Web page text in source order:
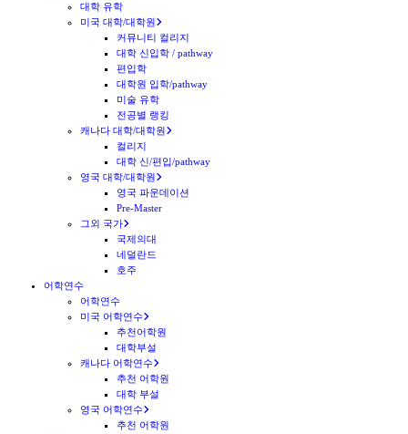
대학 유학
미국 대학/대학원
커뮤니티 컬리지
대학 신입학 / pathway
편입학
대학원 입학/pathway
미술 유학
전공별 랭킹
캐나다 대학/대학원
컬리지
대학 신/편입/pathway
영국 대학/대학원
영국 파운데이션
Pre-Master
그외 국가
국제의대
네덜란드
호주
어학연수
어학연수
미국 어학연수
추천어학원
대학부설
캐나다 어학연수
추천 어학원
대학 부설
영국 어학연수
추천 어학원